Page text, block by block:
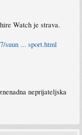
Watch je strava.
suun ... sport.html
neprijateljska